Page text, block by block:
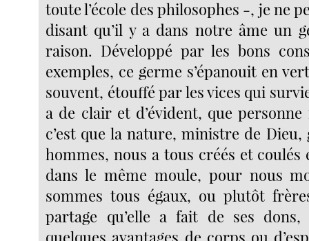
toute l’école des philosophes -, je ne
disant qu’il y a dans notre âme un
raison. Développé par les bons
exemples, ce germe s’épanouit en
souvent, étouffé par les vices qui
a de clair et d’évident, que
c’est que la nature, ministre de Dieu,
hommes, nous a tous créés et coulés
dans le même moule, pour nous
sommes tous égaux, ou plutôt
partage qu’elle a fait de ses